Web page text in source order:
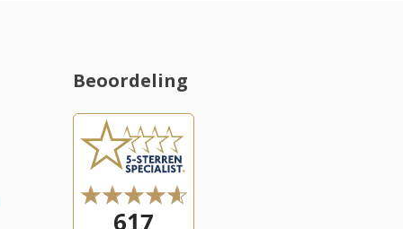
Beoordeling